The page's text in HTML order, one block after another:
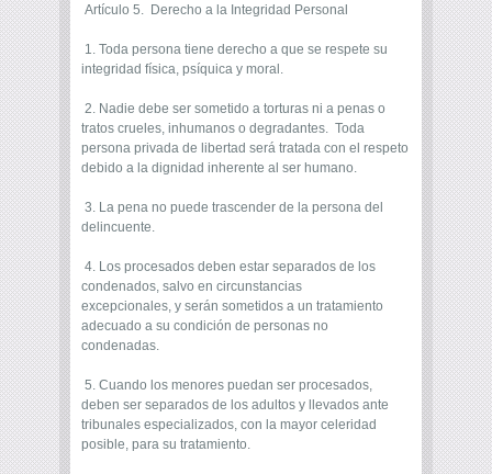
Artículo 5. Derecho a la Integridad Personal
1. Toda persona tiene derecho a que se respete su
integridad física, psíquica y moral.
2. Nadie debe ser sometido a torturas ni a penas o
tratos crueles, inhumanos o degradantes. Toda
persona privada de libertad será tratada con el respeto
debido a la dignidad inherente al ser humano.
3. La pena no puede trascender de la persona del
delincuente.
4. Los procesados deben estar separados de los
condenados, salvo en circunstancias
excepcionales, y serán sometidos a un tratamiento
adecuado a su condición de personas no
condenadas.
5. Cuando los menores puedan ser procesados,
deben ser separados de los adultos y llevados ante
tribunales especializados, con la mayor celeridad
posible, para su tratamiento.